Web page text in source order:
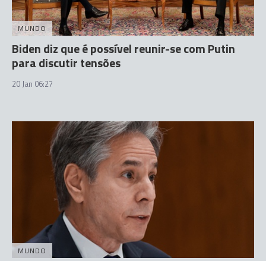
MUNDO
Biden diz que é possível reunir-se com Putin
para discutir tensões
20 Jan 06:27
MUNDO